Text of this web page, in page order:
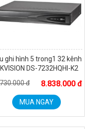
ghi hình 5 trong1 32 kênh
DS-7232HQHI-K2
đ
8.838.000 đ
MUA NGAY
quan sát Akiko